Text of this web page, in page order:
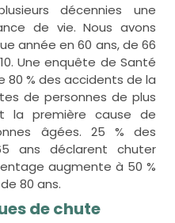
décennies une
de vie. Nous avons
année en 60 ans, de 66
Une enquête de Santé
80 % des accidents de la
de personnes de plus
la première cause de
âgées. 25 % des
ans déclarent chuter
augmente à 50 %
80 ans.
de chute